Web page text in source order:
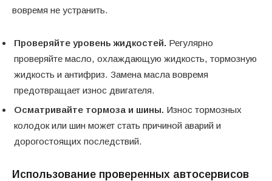
вовремя не устранить.
Проверяйте уровень жидкостей. Регулярно
проверяйте масло, охлаждающую жидкость, тормозную
жидкость и антифриз. Замена масла вовремя
предотвращает износ двигателя.
Осматривайте тормоза и шины. Износ тормозных
колодок или шин может стать причиной аварий и
дорогостоящих последствий.
Использование проверенных автосервисов